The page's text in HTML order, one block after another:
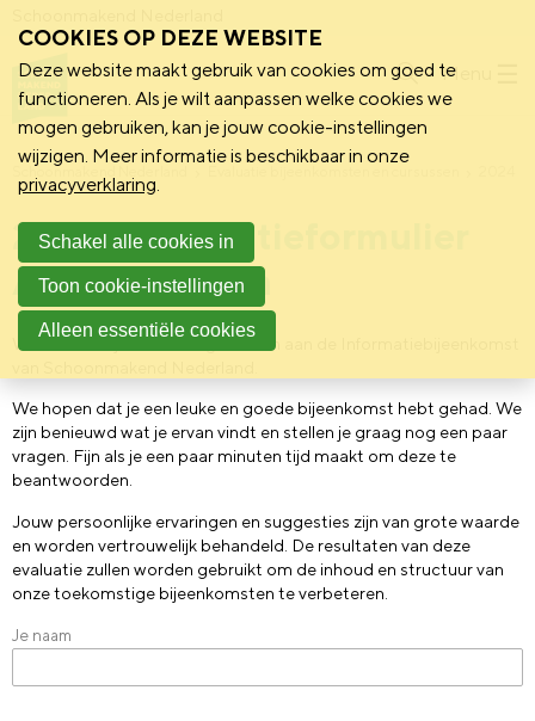
Menu
Schoonmakend Nederland
2024 | Evaluatieformulier
Aspirant leden
Wat leuk dat je hebt deelgenomen aan de Informatiebijeenkomst
We hopen dat je een leuke en goede bijeenkomst hebt gehad. We
zijn benieuwd wat je ervan vindt en stellen je graag nog een paar
vragen. Fijn als je een paar minuten tijd maakt om deze te
beantwoorden.
Jouw persoonlijke ervaringen en suggesties zijn van grote waarde
en worden vertrouwelijk behandeld. De resultaten van deze
evaluatie zullen worden gebruikt om de inhoud en structuur van
onze toekomstige bijeenkomsten te verbeteren.
Je naam
COOKIES OP DEZE WEBSITE
Deze website maakt gebruik van cookies om goed te
functioneren. Als je wilt aanpassen welke cookies we
mogen gebruiken, kan je jouw cookie-instellingen
wijzigen. Meer informatie is beschikbaar in onze
privacyverklaring.
Schakel alle cookies in
Toon cookie-instellingen
Alleen essentiële cookies